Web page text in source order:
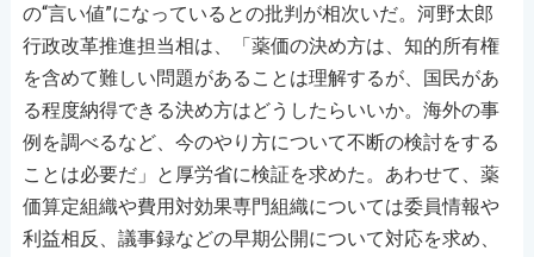
の“言い値”になっているとの批判が相次いだ。河野太郎
行政改革推進担当相は、「薬価の決め方は、知的所有権
を含めて難しい問題があることは理解するが、国民があ
る程度納得できる決め方はどうしたらいいか。海外の事
例を調べるなど、今のやり方について不断の検討をする
ことは必要だ」と厚労省に検証を求めた。あわせて、薬
価算定組織や費用対効果専門組織については委員情報や
利益相反、議事録などの早期公開について対応を求め、